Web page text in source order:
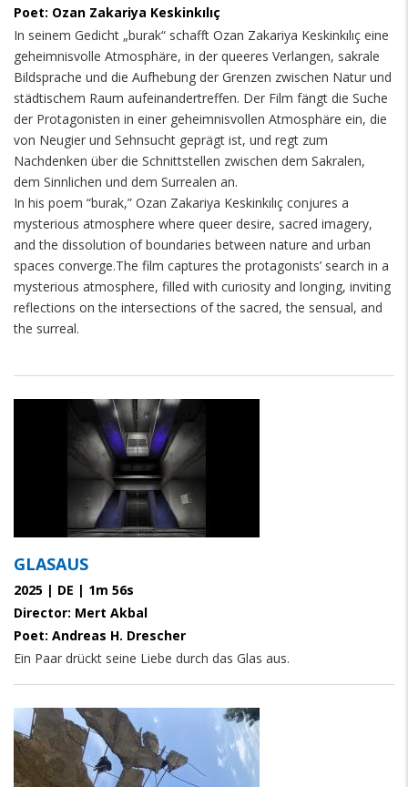
Poet: Ozan Zakariya Keskinkılıç
In seinem Gedicht „burak“ schafft Ozan Zakariya Keskinkılıç eine
geheimnisvolle Atmosphäre, in der queeres Verlangen, sakrale
Bildsprache und die Aufhebung der Grenzen zwischen Natur und
städtischem Raum aufeinandertreffen. Der Film fängt die Suche
der Protagonisten in einer geheimnisvollen Atmosphäre ein, die
von Neugier und Sehnsucht geprägt ist, und regt zum
Nachdenken über die Schnittstellen zwischen dem Sakralen,
dem Sinnlichen und dem Surrealen an.
In his poem “burak,” Ozan Zakariya Keskinkılıç conjures a
mysterious atmosphere where queer desire, sacred imagery,
and the dissolution of boundaries between nature and urban
spaces converge.The film captures the protagonists’ search in a
mysterious atmosphere, filled with curiosity and longing, inviting
reflections on the intersections of the sacred, the sensual, and
the surreal.
GLASAUS
2025 | DE | 1m 56s
Director: Mert Akbal
Poet: Andreas H. Drescher
Ein Paar drückt seine Liebe durch das Glas aus.